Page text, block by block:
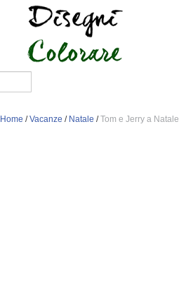
Home /Vacanze / Natale /Tom e Jerry a Natale